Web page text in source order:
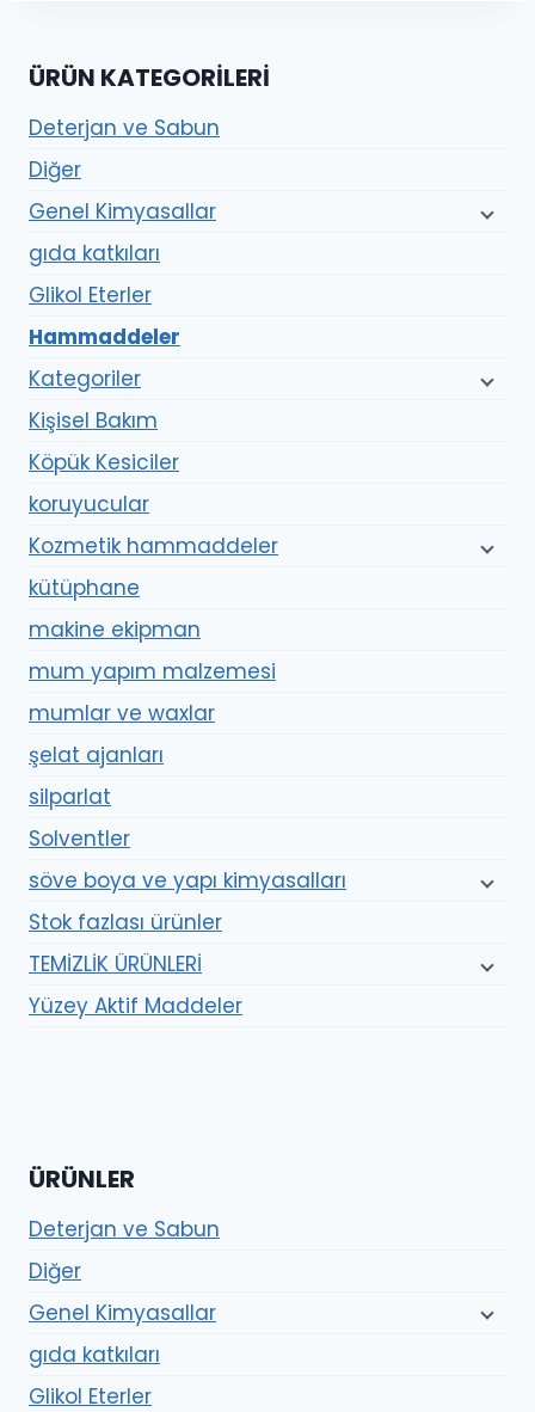
ÜRÜN KATEGORILERI
Deterjan ve Sabun
Diğer
Genel Kimyasallar
gıda katkıları
Glikol Eterler
Hammaddeler
Kategoriler
Kişisel Bakım
Köpük Kesiciler
koruyucular
Kozmetik hammaddeler
kütüphane
makine ekipman
mum yapım malzemesi
mumlar ve waxlar
şelat ajanları
silparlat
Solventler
söve boya ve yapı kimyasalları
Stok fazlası ürünler
TEMİZLİK ÜRÜNLERİ
Yüzey Aktif Maddeler
ÜRÜNLER
Deterjan ve Sabun
Diğer
Genel Kimyasallar
gıda katkıları
Glikol Eterler